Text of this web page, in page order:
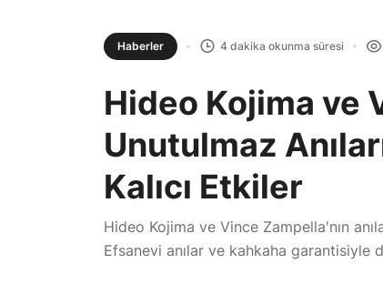
Haberler 4 dakika okunma süresi
Hideo Kojima ve
Unutulmaz
Kalıcı Etkiler
Hideo Kojima ve Vince Zampella'nın
Efsanevi anılar ve kahkaha garantisiyle